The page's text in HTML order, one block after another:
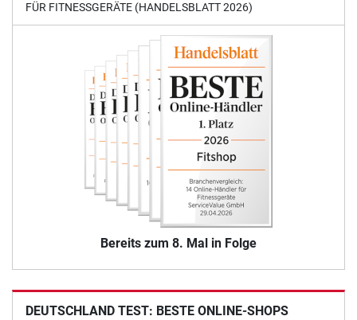
FÜR FITNESSGERÄTE (HANDELSBLATT 2026)
Bereits zum 8. Mal in Folge
DEUTSCHLAND TEST: BESTE ONLINE-SHOPS